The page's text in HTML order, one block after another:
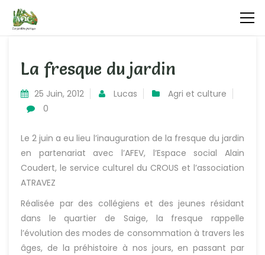
La fresque du jardin
25 Juin, 2012 Lucas
Agri et culture
0
Le 2 juin a eu lieu l’inauguration de la fresque du jardin
en partenariat avec l’AFEV, l’Espace social Alain
Coudert, le service culturel du CROUS et l’association
ATRAVEZ
Réalisée par des collégiens et des jeunes résidant
dans le quartier de Saige, la fresque rappelle
l’évolution des modes de consommation à travers les
âges, de la préhistoire à nos jours, en passant par